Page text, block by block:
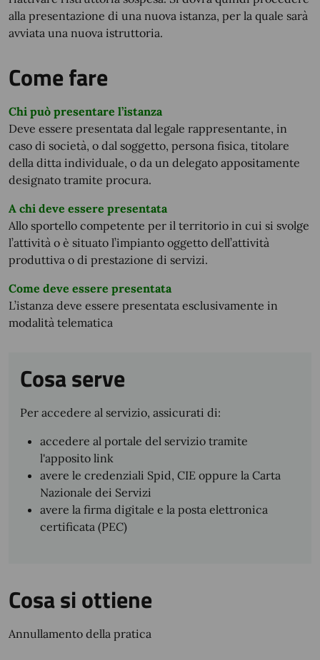
alla presentazione di una nuova istanza, per la quale sarà
avviata una nuova istruttoria.
Come fare
Chi può presentare l’istanza
Deve essere presentata dal legale rappresentante, in
caso di società, o dal soggetto, persona fisica, titolare
della ditta individuale, o da un delegato appositamente
designato tramite procura.
A chi deve essere presentata
Allo sportello competente per il territorio in cui si svolge
l’attività o è situato l’impianto oggetto dell’attività
produttiva o di prestazione di servizi.
Come deve essere presentata
L’istanza deve essere presentata esclusivamente in
modalità telematica
Cosa serve
Per accedere al servizio, assicurati di:
accedere al portale del servizio tramite
l'apposito link
avere le credenziali Spid, CIE oppure la Carta
Nazionale dei Servizi
avere la firma digitale e la posta elettronica
certificata (PEC)
Cosa si ottiene
Annullamento della pratica